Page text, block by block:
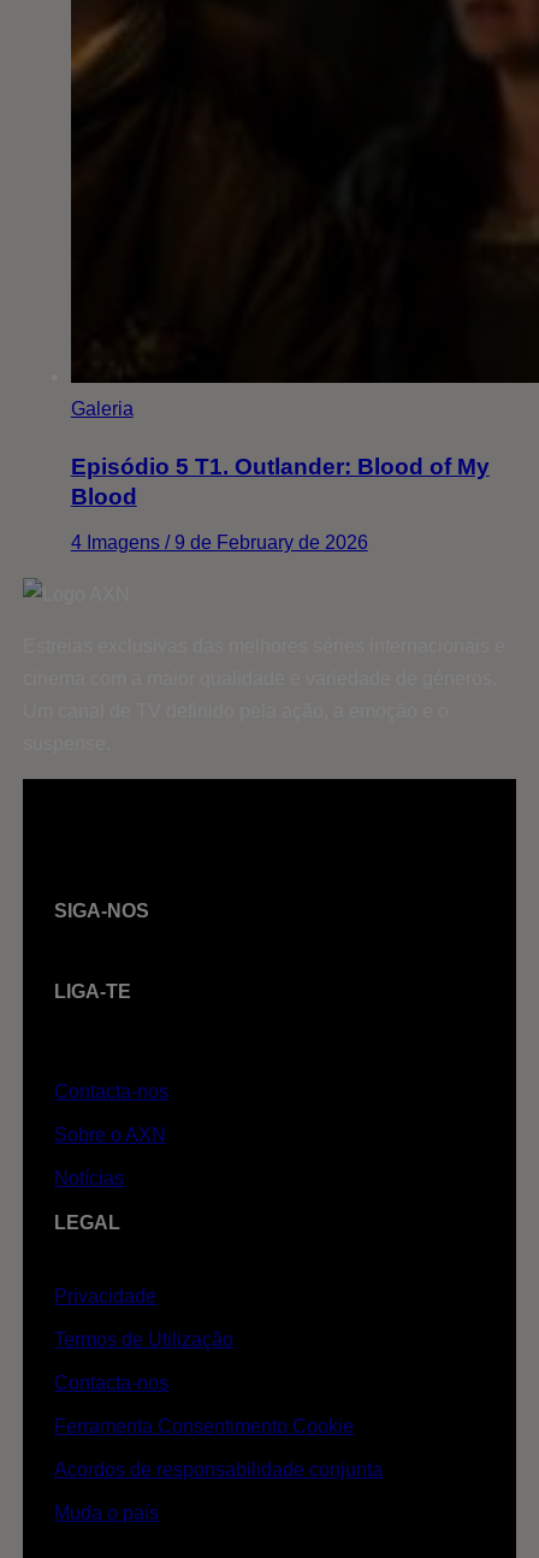
Galeria
Episódio 5 T1. Outlander: Blood of My
Blood
4 Imagens / 9 de February de 2026
SIGA-NOS
LIGA-TE
Contacta-nos
Sobre o AXN
Notícias
LEGAL
Privacidade
Termos de Utilização
Contacta-nos
Ferramenta Consentimento Cookie
Acordos de responsabilidade conjunta
Muda o país